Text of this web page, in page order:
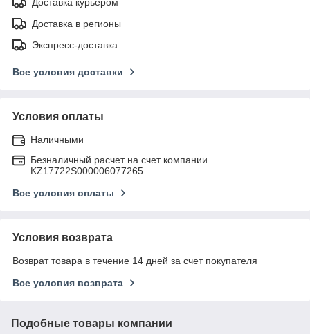
Доставка в регионы
Экспресс-доставка
Все условия доставки
Условия оплаты
Наличными
Безналичный расчет на счет компании
KZ17722S000006077265
Все условия оплаты
Условия возврата
Возврат товара в течение 14 дней за счет покупателя
Все условия возврата
Подобные товары компании